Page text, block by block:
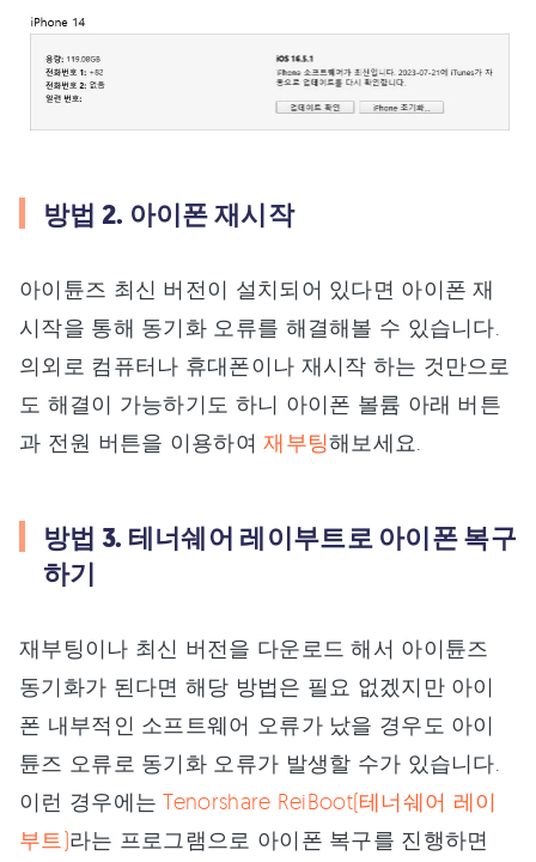
방법 2. 아이폰 재시작
아이튠즈 최신 버전이 설치되어 있다면 아이폰 재
시작을 통해 동기화 오류를 해결해볼 수 있습니다.
의외로 컴퓨터나 휴대폰이나 재시작 하는 것만으로
도 해결이 가능하기도 하니 아이폰 볼륨 아래 버튼
과 전원 버튼을 이용하여재부팅해보세요.
방법 3. 테너쉐어 레이부트로 아이폰 복구
하기
재부팅이나 최신 버전을 다운로드 해서 아이튠즈
동기화가 된다면 해당 방법은 필요 없겠지만 아이
폰 내부적인 소프트웨어 오류가 났을 경우도 아이
튠즈 오류로 동기화 오류가 발생할 수가 있습니다.
이런 경우에는Tenorshare ReiBoot(테너쉐어 레이
부트)라는 프로그램으로 아이폰 복구를 진행하면